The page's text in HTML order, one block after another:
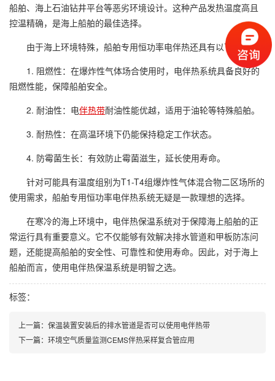
船舶、海上石油钻井平台等恶劣环境设计。这种产品发热温度高且
控温精确，是海上船舶的最佳选择。
由于海上环境特殊，船舶专用恒功率电伴热还具有以下优点：
1. 阻燃性：在爆炸性气体场合使用时，电伴热系统具备良好的
阻燃性能，保障船舶安全。
2. 耐油性：电伴热带耐油性能优越，适用于油轮等特殊船舶。
3. 耐热性：在高温环境下仍能保持稳定工作状态。
4. 防霉菌生长：有效防止霉菌滋生，延长使用寿命。
针对可能具有温度组别为T1-T4组爆炸性气体混合物二区场所的
使用需求，船舶专用恒功率电伴热系统无疑是一款理想的选择。
在寒冷的海上环境中，电伴热保温系统对于保障海上船舶的正
常运行具有重要意义。它不仅能够有效解决排水管道和甲板防冻问
题，还能提高船舶的安全性、可靠性和使用寿命。因此，对于海上
船舶而言，使用电伴热保温系统是明智之选。
标签：
上一篇：保温装置安装后的排水管道是否可以使用电伴热带
下一篇：环境空气质量监测CEMS伴热采样复合管应用